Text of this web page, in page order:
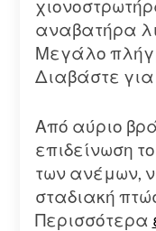
αναβατήρα
Μεγάλο
Διαβάστε
Από αύριο
επιδείνωση
των ανέμων,
σταδιακή
Περισσότερα